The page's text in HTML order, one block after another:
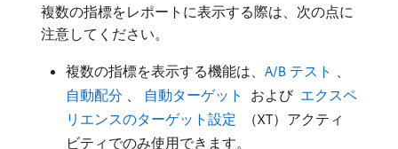
複数の指標をレポートに表示する際は、次の点に
注意してください。
複数の指標を表示する機能は、 A/B テスト ​ 、
自動配分 ​ 、 ​ 自動ターゲット ​ および ​ エクスペ
リエンスのターゲット設定 ​
（XT）アクティ
ビティでのみ使用できます。